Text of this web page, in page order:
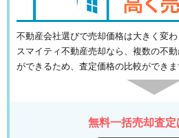
不動産会社選びで売却価格は大きく変わ
スマイティ不動産売却なら、複数の不
ができるため、査定価格の比較ができま
無料一括売却査定